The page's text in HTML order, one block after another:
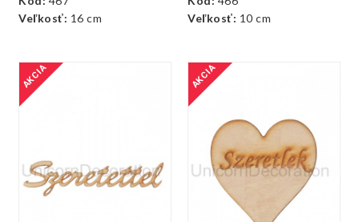
Veľkosť: 16 cm
Veľkosť: 10 cm
AKCIA AKCIA